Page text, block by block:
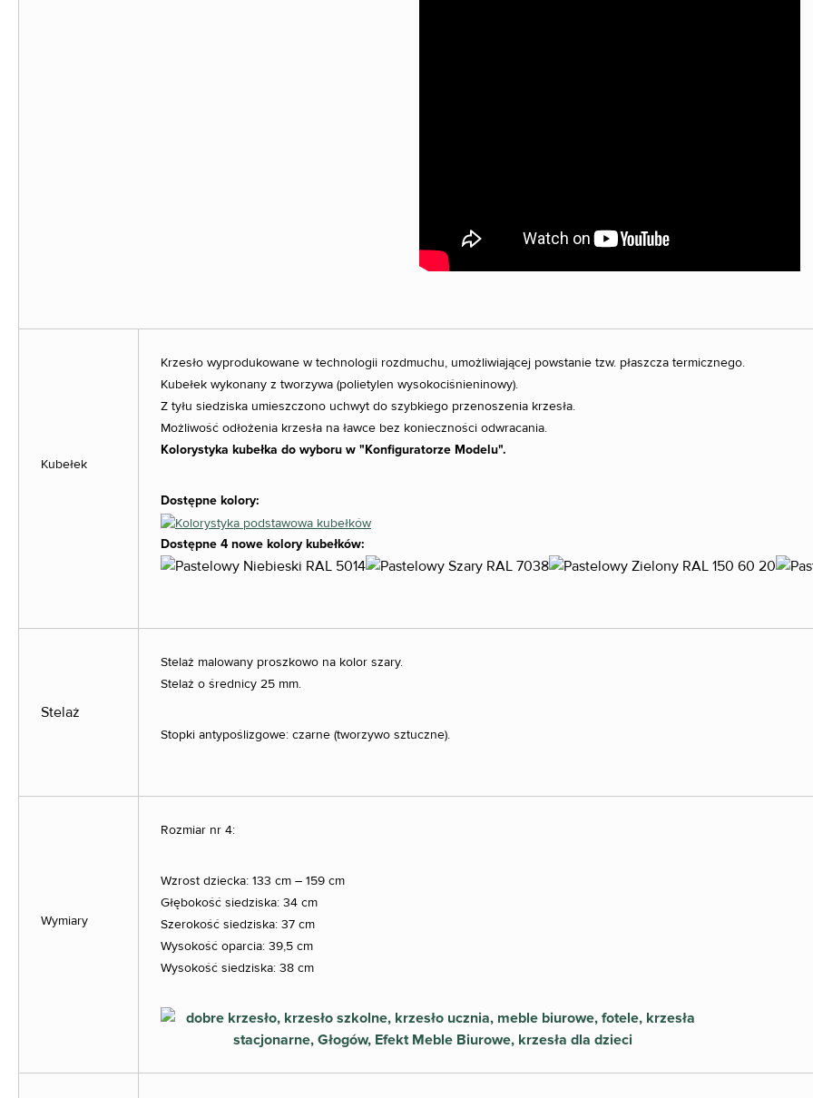
Kubełek
Krzesło wyprodukowane w technologii rozdmuchu, umożliwiającej powstanie tzw. płaszcza termicznego.
Kubełek wykonany z tworzywa (polietylen wysokociśnieninowy).
Z tyłu siedziska umieszczono uchwyt do szybkiego przenoszenia krzesła.
Możliwość odłożenia krzesła na ławce bez konieczności odwracania.
Kolorystyka kubełka do wyboru w "Konfiguratorze Modelu".
Dostępne kolory:
Dostępne 4 nowe kolory kubełków:
Stelaż
Stelaż malowany proszkowo na kolor szary.
Stelaż o średnicy 25 mm.
Stopki antypoślizgowe: czarne (tworzywo sztuczne).
Wymiary
Rozmiar nr 4:
Wzrost dziecka: 133 cm – 159 cm
Głębokość siedziska: 34 cm
Szerokość siedziska: 37 cm
Wysokość oparcia: 39,5 cm
Wysokość siedziska: 38 cm